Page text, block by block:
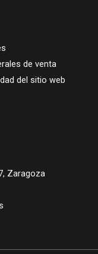
de venta
del sitio web
Zaragoza